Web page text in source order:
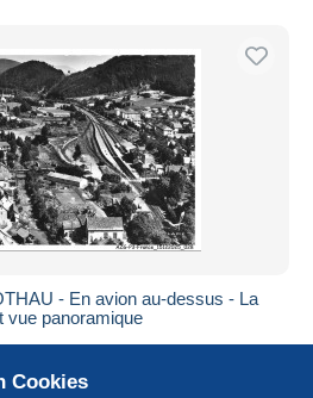
- En avion au-dessus - La
vue panoramique
Cookies